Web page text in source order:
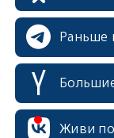
Раньше
Живи